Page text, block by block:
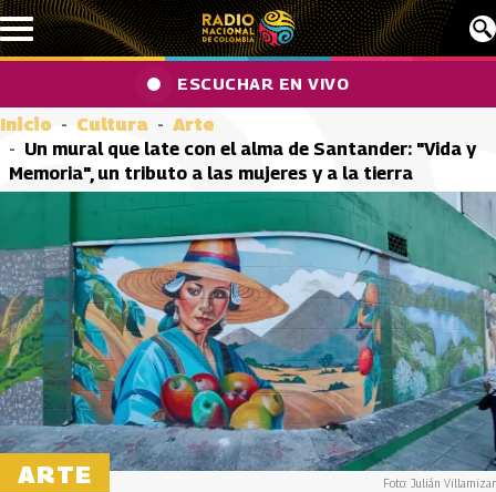
Pasar al contenido principal
ESCUCHAR EN VIVO
Inicio Cultura
Arte
Un mural que late con el alma de Santander: "Vida y
Memoria", un tributo a las mujeres y a la tierra
ARTE Foto: Julián Villamizar